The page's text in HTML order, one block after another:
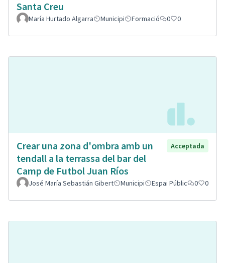
Santa Creu
María Hurtado Algarra Municipi Formació 0 0
Crear una zona d'ombra amb un
tendall a la terrassa del bar del
Camp de Futbol Juan Ríos
Acceptada
José María Sebastián Gibert Municipi Espai Públic 0 0